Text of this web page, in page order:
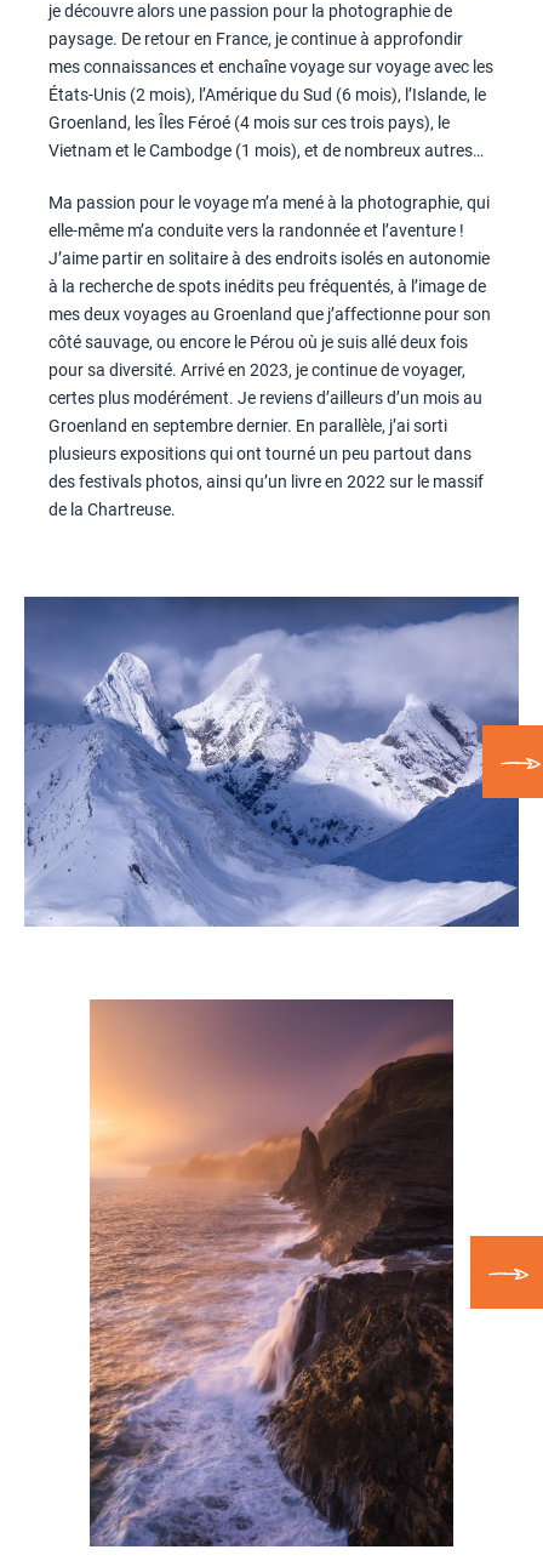
je découvre alors une passion pour la photographie de
paysage. De retour en France, je continue à approfondir
mes connaissances et enchaîne voyage sur voyage avec les
États-Unis (2 mois), l’Amérique du Sud (6 mois), l’Islande, le
Groenland, les Îles Féroé (4 mois sur ces trois pays), le
Vietnam et le Cambodge (1 mois), et de nombreux autres…
Ma passion pour le voyage m’a mené à la photographie, qui
elle-même m’a conduite vers la randonnée et l’aventure !
J’aime partir en solitaire à des endroits isolés en autonomie
à la recherche de spots inédits peu fréquentés, à l’image de
mes deux voyages au Groenland que j’affectionne pour son
côté sauvage, ou encore le Pérou où je suis allé deux fois
pour sa diversité. Arrivé en 2023, je continue de voyager,
certes plus modérément. Je reviens d’ailleurs d’un mois au
Groenland en septembre dernier. En parallèle, j’ai sorti
plusieurs expositions qui ont tourné un peu partout dans
des festivals photos, ainsi qu’un livre en 2022 sur le massif
de la Chartreuse.